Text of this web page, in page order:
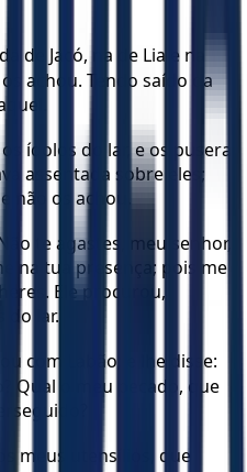
de Jacó, na de Lia e na
achou. Tendo saído da
ídolos do lar, e os pusera
assentada sobre eles;
não os achou.
te agastes, meu senhor,
na tua presença; pois me
Ele procurou,
do lar.
com Labão; e lhe disse:
Qual o meu pecado, que
meus utensílios, que